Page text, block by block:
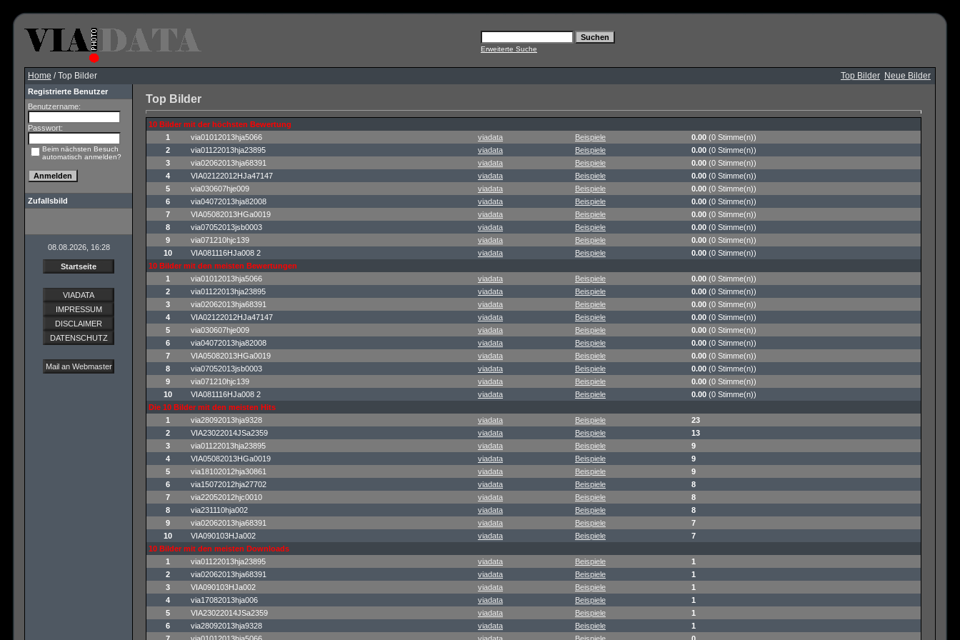
Erweiterte Suche
Home / Top Bilder Top Bilder Neue Bilder
Registrierte Benutzer
Benutzername:
Passwort:
Beim nächsten Besuch
automatisch anmelden?
Zufallsbild
08.08.2026, 16:28
Startseite
VIADATA
IMPRESSUM
DISCLAIMER
DATENSCHUTZ
Mail an Webmaster
Top Bilder
10 Bilder mit der höchsten Bewertung
1
via01012013hja5066 viadata Beispiele 0.00 (0 Stimme(n))
2
via01122013hja23895 viadata Beispiele 0.00 (0 Stimme(n))
3
via02062013hja68391 viadata Beispiele 0.00 (0 Stimme(n))
4
VIA02122012HJa47147 viadata Beispiele 0.00 (0 Stimme(n))
5
via030607hje009 viadata Beispiele 0.00 (0 Stimme(n))
6
via04072013hja82008 viadata Beispiele 0.00 (0 Stimme(n))
7
VIA05082013HGa0019 viadata Beispiele 0.00 (0 Stimme(n))
8
via07052013jsb0003 viadata Beispiele 0.00 (0 Stimme(n))
9
via071210hjc139 viadata Beispiele 0.00 (0 Stimme(n))
10
VIA081116HJa008 2 viadata Beispiele 0.00 (0 Stimme(n))
10 Bilder mit den meisten Bewertungen
1
via01012013hja5066 viadata Beispiele 0.00 (0 Stimme(n))
2
via01122013hja23895 viadata Beispiele 0.00 (0 Stimme(n))
3
via02062013hja68391 viadata Beispiele 0.00 (0 Stimme(n))
4
VIA02122012HJa47147 viadata Beispiele 0.00 (0 Stimme(n))
5
via030607hje009 viadata Beispiele 0.00 (0 Stimme(n))
6
via04072013hja82008 viadata Beispiele 0.00 (0 Stimme(n))
7
VIA05082013HGa0019 viadata Beispiele 0.00 (0 Stimme(n))
8
via07052013jsb0003 viadata Beispiele 0.00 (0 Stimme(n))
9
via071210hjc139 viadata Beispiele 0.00 (0 Stimme(n))
10
VIA081116HJa008 2 viadata Beispiele 0.00 (0 Stimme(n))
Die 10 Bilder mit den meisten Hits
1
via28092013hja9328 viadata Beispiele
23
2
VIA23022014JSa2359 viadata Beispiele
13
3
via01122013hja23895 viadata Beispiele
9
4
VIA05082013HGa0019 viadata Beispiele
9
5
via18102012hja30861 viadata Beispiele
9
6
via15072012hja27702 viadata Beispiele
8
7
via22052012hjc0010 viadata Beispiele
8
8
via231110hja002 viadata Beispiele
8
9
via02062013hja68391 viadata Beispiele
7
10
VIA090103HJa002 viadata Beispiele
7
10 Bilder mit den meisten Downloads
1
via01122013hja23895 viadata Beispiele
1
2
via02062013hja68391 viadata Beispiele
1
3
VIA090103HJa002 viadata Beispiele
1
4
via17082013hja006 viadata Beispiele
1
5
VIA23022014JSa2359 viadata Beispiele
1
6
via28092013hja9328 viadata Beispiele
1